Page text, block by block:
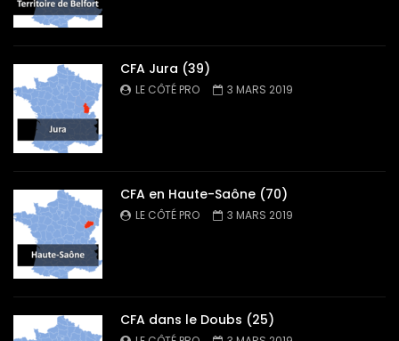
CFA Jura (39)
LE CÔTÉ PRO 3 MARS 2019
CFA en Haute-Saône (70)
LE CÔTÉ PRO 3 MARS 2019
CFA dans le Doubs (25)